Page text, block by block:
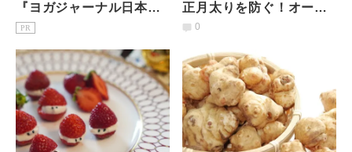
『ヨガジャーナル日本
版』予約購読のご案内
PR
正月太りを防ぐ！オート
ミールで作るお餅レシピ
0